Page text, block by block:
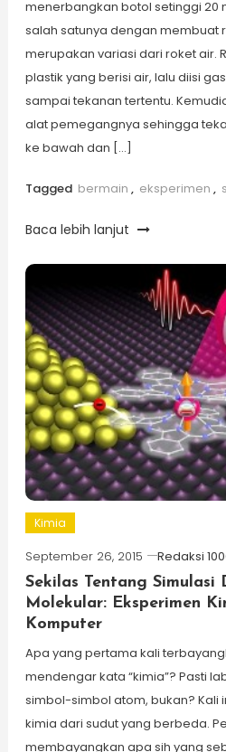
menerbangkan botol setinggi 20
salah satunya dengan membuat
merupakan variasi dari roket air.
plastik yang berisi air, lalu diisi
sampai tekanan tertentu.
alat pemegangnya sehingga
ke bawah dan […]
Tagged bermain , eksperimen ,
Baca lebih lanjut
Kimia
September 26, 2015
Redaksi
Sekilas Tentang Simulasi
Molekular: Eksperimen
Komputer
Apa yang pertama kali
mendengar kata “kimia”? Pasti
simbol-simbol atom, bukan? Kali
kimia dari sudut yang berbeda.
membayangkan apa sih yang